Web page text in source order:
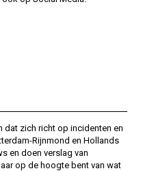
dat zich richt op incidenten en
Rijnmond en Hollands
en doen verslag van
op de hoogte bent van wat